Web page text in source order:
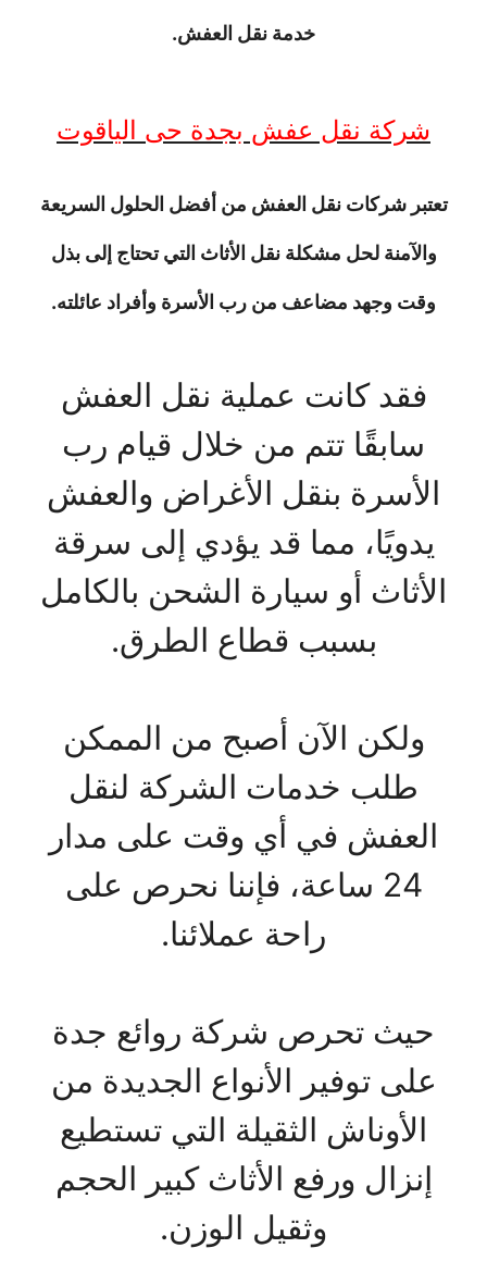
خدمة نقل العفش.
شركة نقل عفش بجدة حى الياقوت
تعتبر شركات نقل العفش من أفضل الحلول السريعة
والآمنة لحل مشكلة نقل الأثاث التي تحتاج إلى بذل
وقت وجهد مضاعف من رب الأسرة وأفراد عائلته.
فقد كانت عملية نقل العفش
سابقًا تتم من خلال قيام رب
الأسرة بنقل الأغراض والعفش
يدويًا، مما قد يؤدي إلى سرقة
الأثاث أو سيارة الشحن بالكامل
بسبب قطاع الطرق.
ولكن الآن أصبح من الممكن
طلب خدمات الشركة لنقل
العفش في أي وقت على مدار
24 ساعة، فإننا نحرص على
راحة عملائنا.
حيث تحرص شركة روائع جدة
على توفير الأنواع الجديدة من
الأوناش الثقيلة التي تستطيع
إنزال ورفع الأثاث كبير الحجم
وثقيل الوزن.